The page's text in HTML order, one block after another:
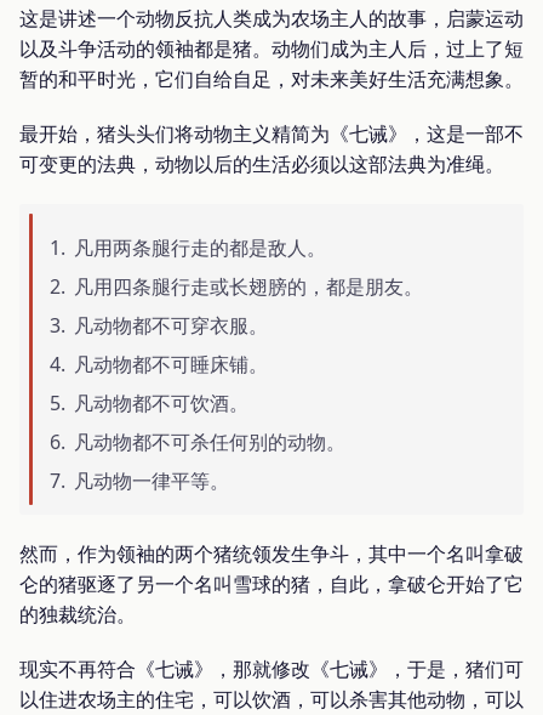
这是讲述一个动物反抗人类成为农场主人的故事，启蒙运动
以及斗争活动的领袖都是猪。动物们成为主人后，过上了短
暂的和平时光，它们自给自足，对未来美好生活充满想象。
最开始，猪头头们将动物主义精简为《七诫》，这是一部不
可变更的法典，动物以后的生活必须以这部法典为准绳。
凡用两条腿行走的都是敌人。
凡用四条腿行走或长翅膀的，都是朋友。
凡动物都不可穿衣服。
凡动物都不可睡床铺。
凡动物都不可饮酒。
凡动物都不可杀任何别的动物。
凡动物一律平等。
然而，作为领袖的两个猪统领发生争斗，其中一个名叫拿破
仑的猪驱逐了另一个名叫雪球的猪，自此，拿破仑开始了它
的独裁统治。
现实不再符合《七诫》，那就修改《七诫》，于是，猪们可
以住进农场主的住宅，可以饮酒，可以杀害其他动物，可以